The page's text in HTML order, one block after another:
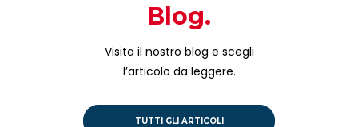
Blog.
Visita il nostro blog e scegli
l’articolo da leggere.
TUTTI GLI ARTICOLI